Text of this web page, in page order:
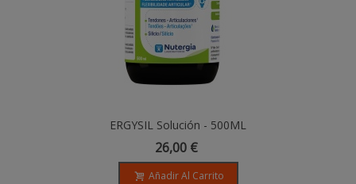
ERGYSIL Solución - 500ML
26,00 €
Añadir Al Carrito